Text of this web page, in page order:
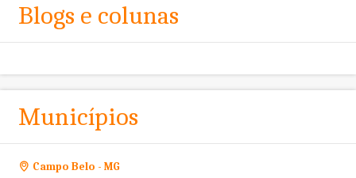
Blogs e colunas
Municípios
Campo Belo - MG